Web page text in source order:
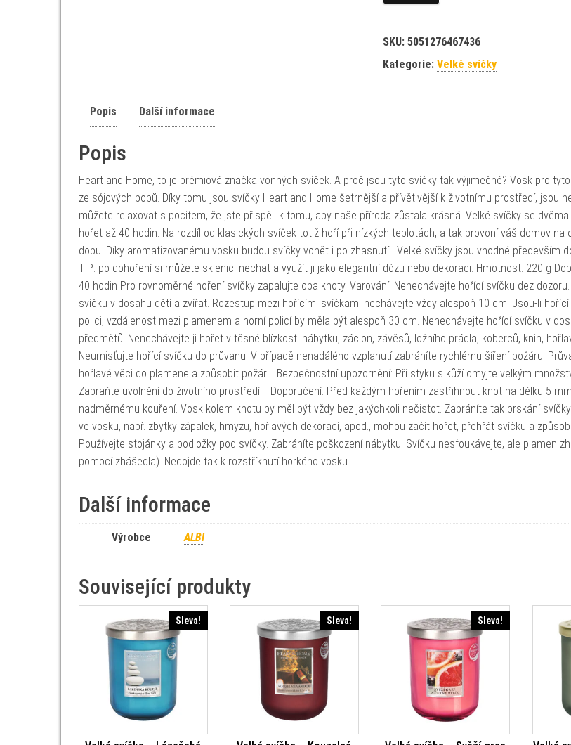
SKU: 5051276467436
Kategorie: Velké svíčky
Popis Další informace
Popis
Heart and Home, to je prémiová značka vonných svíček. A proč jsou tyto svíčky tak výjimečné? Vosk pro
ze sójových bobů. Díky tomu jsou svíčky Heart and Home šetrnější a přívětivější k životnímu prostředí, jsou
můžete relaxovat s pocitem, že jste přispěli k tomu, aby naše příroda zůstala krásná. Velké svíčky se
hořet až 40 hodin. Na rozdíl od klasických svíček totiž hoří při nízkých teplotách, a tak provoní váš domov na
dobu. Díky aromatizovanému vosku budou svíčky vonět i po zhasnutí. Velké svíčky jsou vhodné především
TIP: po dohoření si můžete sklenici nechat a využít ji jako elegantní dózu nebo dekoraci. Hmotnost: 220 g
40 hodin Pro rovnoměrné hoření svíčky zapalujte oba knoty. Varování: Nenechávejte hořící svíčku dez
svíčku v dosahu dětí a zvířat. Rozestup mezi hořícími svíčkami nechávejte vždy alespoň 10 cm. Jsou-li
polici, vzdálenost mezi plamenem a horní policí by měla být alespoň 30 cm. Nenechávejte hořící svíčku v
předmětů. Nenechávejte ji hořet v těsné blízkosti nábytku, záclon, závěsů, ložního prádla, koberců, knih,
Neumisťujte hořící svíčku do průvanu. V případě nenadálého vzplanutí zabráníte rychlému šíření požáru.
hořlavé věci do plamene a způsobit požár. Bezpečnostní upozornění: Při styku s kůží omyjte velkým
Zabraňte uvolnění do životního prostředí. Doporučení: Před každým hořením zastřihnout knot na délku 5
nadměrnému kouření. Vosk kolem knotu by měl být vždy bez jakýchkoli nečistot. Zabráníte tak prskání
ve vosku, např. zbytky zápalek, hmyzu, hořlavých dekorací, apod., mohou začít hořet, přehřát svíčku a
Používejte stojánky a podložky pod svíčky. Zabráníte poškození nábytku. Svíčku nesfoukávejte, ale plamen
pomocí zhášedla). Nedojde tak k rozstříknutí horkého vosku.
Další informace
Výrobce ALBI
Související produkty
Sleva! Sleva! Sleva!